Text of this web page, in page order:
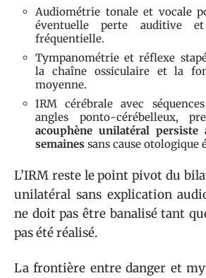
Audiométrie tonale et vocale
éventuelle perte auditive
fréquentielle.
Tympanométrie et réflexe
la chaîne ossiculaire et la
moyenne.
IRM cérébrale avec
angles ponto-cérébelleux,
acouphène unilatéral persiste
semaines sans cause otologique
L’IRM reste le point pivot du
unilatéral sans explication
ne doit pas être banalisé tant
pas été réalisé.
La frontière entre danger et